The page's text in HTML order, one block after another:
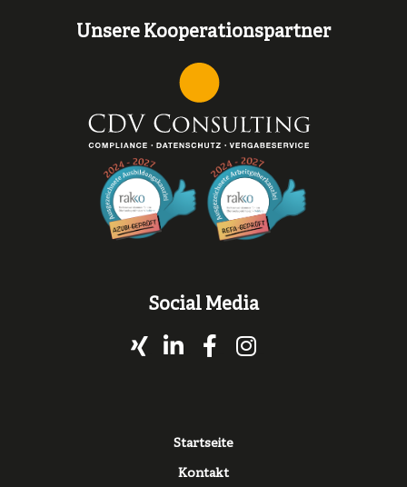
Unsere Kooperationspartner
Social Media
Fußzeile
Startseite
Kontakt